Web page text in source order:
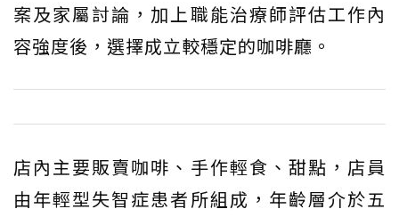
案及家屬討論，加上職能治療師評估工作內
容強度後，選擇成立較穩定的咖啡廳。
店內主要販賣咖啡、手作輕食、甜點，店員
由年輕型失智症患者所組成，年齡層介於五